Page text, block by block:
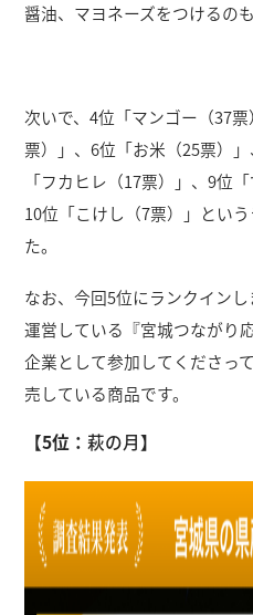
醤油、マヨネーズをつけるの
次いで、4位「マンゴー（37
票）」、6位「お米（25票）
「フカヒレ（17票）」、9位
10位「こけし（7票）」とい
た。
なお、今回5位にランクイン
運営している『宮城つながり
企業として参加してくださっ
売している商品です。
【5位：萩の月】